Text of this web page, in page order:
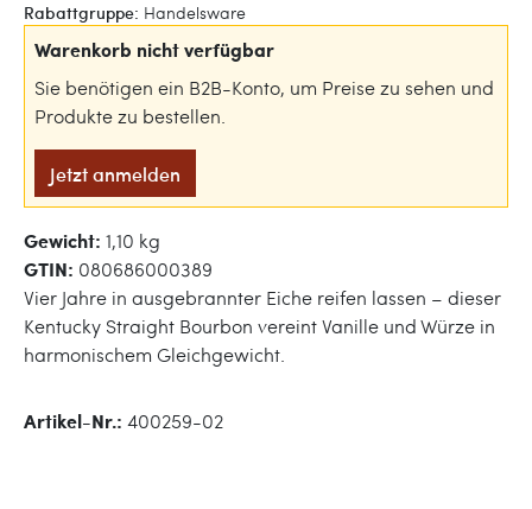
Rabattgruppe: Handelsware
Warenkorb nicht verfügbar
Sie benötigen ein B2B-Konto, um Preise zu sehen und
Produkte zu bestellen.
Jetzt anmelden
Gewicht: 1,10 kg
GTIN: 080686000389
Vier Jahre in ausgebrannter Eiche reifen lassen – dieser
Kentucky Straight Bourbon vereint Vanille und Würze in
harmonischem Gleichgewicht.
Artikel-Nr.: 400259-02